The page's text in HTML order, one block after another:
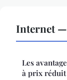
Internet —
Les
à prix réduit